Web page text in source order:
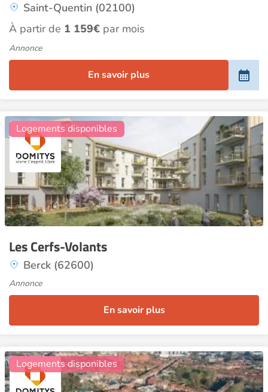
Saint-Quentin (02100)
À partir de 1 159€ par mois
Annonce
En savoir plus
Les Cerfs-Volants
Berck (62600)
Logements disponibles
Annonce
En savoir plus
Logements disponibles